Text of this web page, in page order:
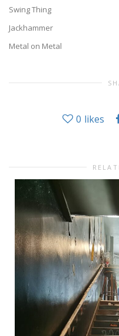
Swing Thing
Jackhammer
Metal on Metal
0 likes